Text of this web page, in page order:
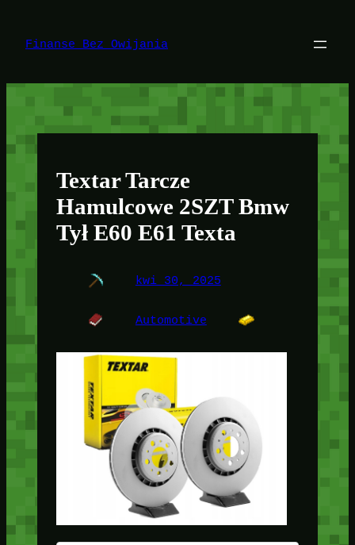
treści
Finanse Bez Owijania
Textar Tarcze
Hamulcowe 2SZT Bmw
Tył E60 E61 Texta
kwi 30, 2025
Automotive